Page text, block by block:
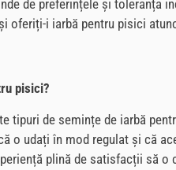
de preferințele și
i iarbă pentru pisici
pisici?
tipuri de semințe de iarbă
o udați în mod regulat și că
plină de satisfacții să o